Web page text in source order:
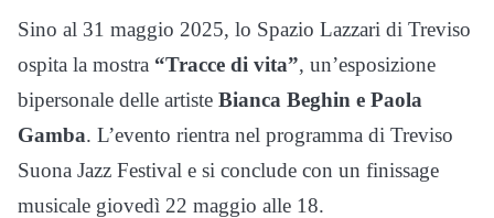
Sino al 31 maggio 2025, lo Spazio Lazzari di Treviso
ospita la mostra “Tracce di vita”, un’esposizione
bipersonale delle artiste Bianca Beghin e Paola
Gamba. L’evento rientra nel programma di Treviso
Suona Jazz Festival e si conclude con un finissage
musicale giovedì 22 maggio alle 18.